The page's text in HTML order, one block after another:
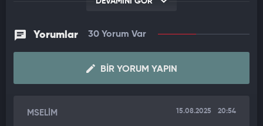
Burhan, konuşmasında şunları söyledi:
Ben Özlem Çerçioğlu’nun yakın kurmaylarıyla görüştüm. Özlem
Hanım şu an Ankara’da. Kendisinin ‘Benden istenen kanun dışı
talepleri yerine getirmediğim için, bunu da parti yönetimine
anlatamadığım için CHP’de siyaset yapma imkânım
kalmamıştır’ gerekçesiyle istifa etmesi bekleniyor. Kanun dışı
Çerçioğlu ile Sayın Özgür Özel bir görüşme yapıyor. Çerçioğlu
Yorumlar 30 Yorum Var
BIR YORUM YAPIN
MSELİM 15.08.2025 20:54